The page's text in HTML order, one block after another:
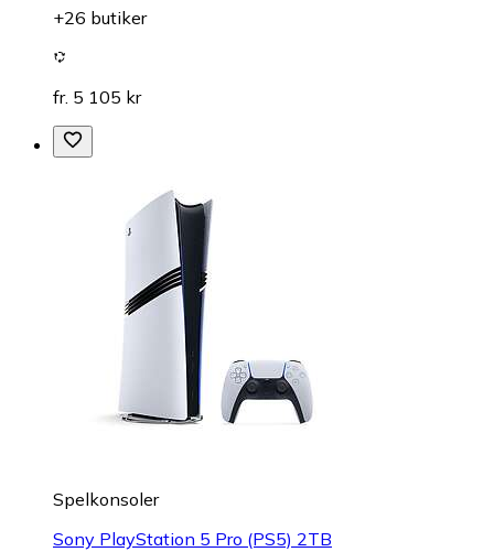
+26 butiker
fr. 5 105 kr
Spelkonsoler
Sony PlayStation 5 Pro (PS5) 2TB